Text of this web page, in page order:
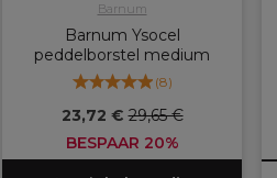
Barnum
Barnum Ysocel
peddelborstel medium
(8)
23,72 €29,65 €
BESPAAR 20%